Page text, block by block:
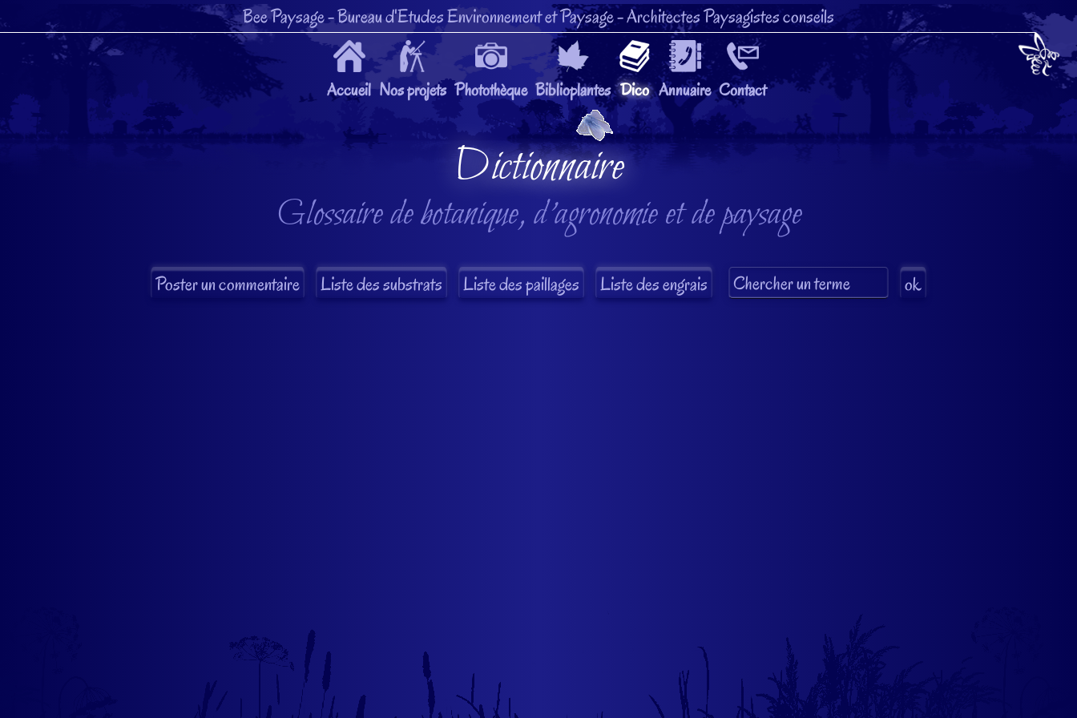
Bee Paysage- Bureau d'Etudes Environnement et Paysage- Architectes Paysagistes conseils
Accueil Nos projets Photothèque Biblioplantes Dico Annuaire Contact
Dictionnaire
Glossaire de botanique, d'agronomie et de paysage
Liste des substrats Liste des paillages Liste des engrais